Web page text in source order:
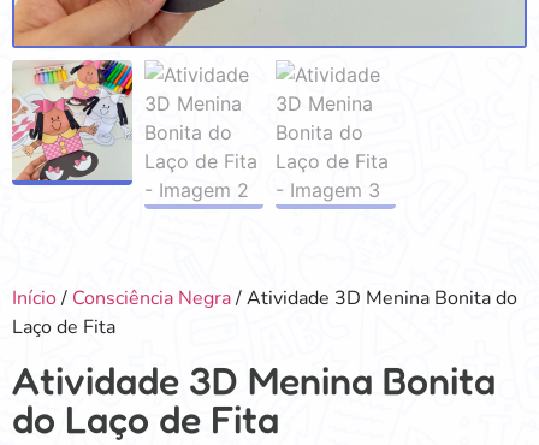
Início/ Consciência Negra/ Atividade 3D Menina Bonita do
Laço de Fita
Atividade 3D Menina Bonita
do Laço de Fita